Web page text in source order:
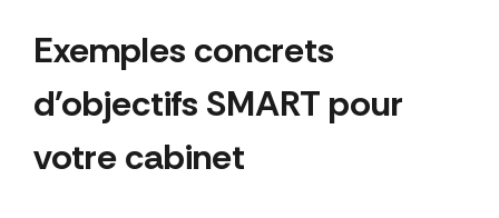
Exemples concrets
d'objectifs SMART pour
votre cabinet